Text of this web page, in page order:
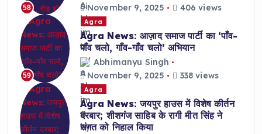
58
November 9, 2025
406 views
59
Agra
Agra News: आज़ाद समाज पार्टी का ‘पाँव-
पाँव चलो, गाँव-गाँव चलो’ अभियान
Abhimanyu Singh
November 9, 2025
338 views
Agra
Agra News: जयपुर हाउस में विशेष कीर्तन
दरबार; शीशगंज साहिब के रागी मीत सिंह ने
संगत को निहाल किया